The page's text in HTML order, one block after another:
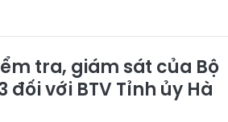
tra, giám sát của Bộ
với BTV Tỉnh ủy Hà